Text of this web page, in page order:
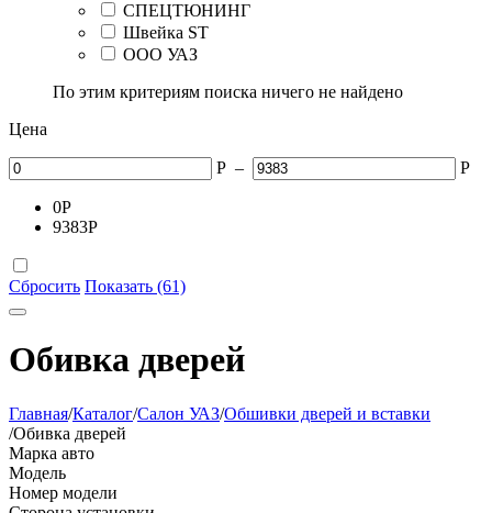
СПЕЦТЮНИНГ
Швейка ST
ООО УАЗ
По этим критериям поиска ничего не найдено
Цена
Р – Р
0Р
9383Р
Сбросить Показать (61)
Обивка дверей
Главная/Каталог/Салон УАЗ/Обшивки дверей и вставки
/Обивка дверей
Марка авто
Модель
Номер модели